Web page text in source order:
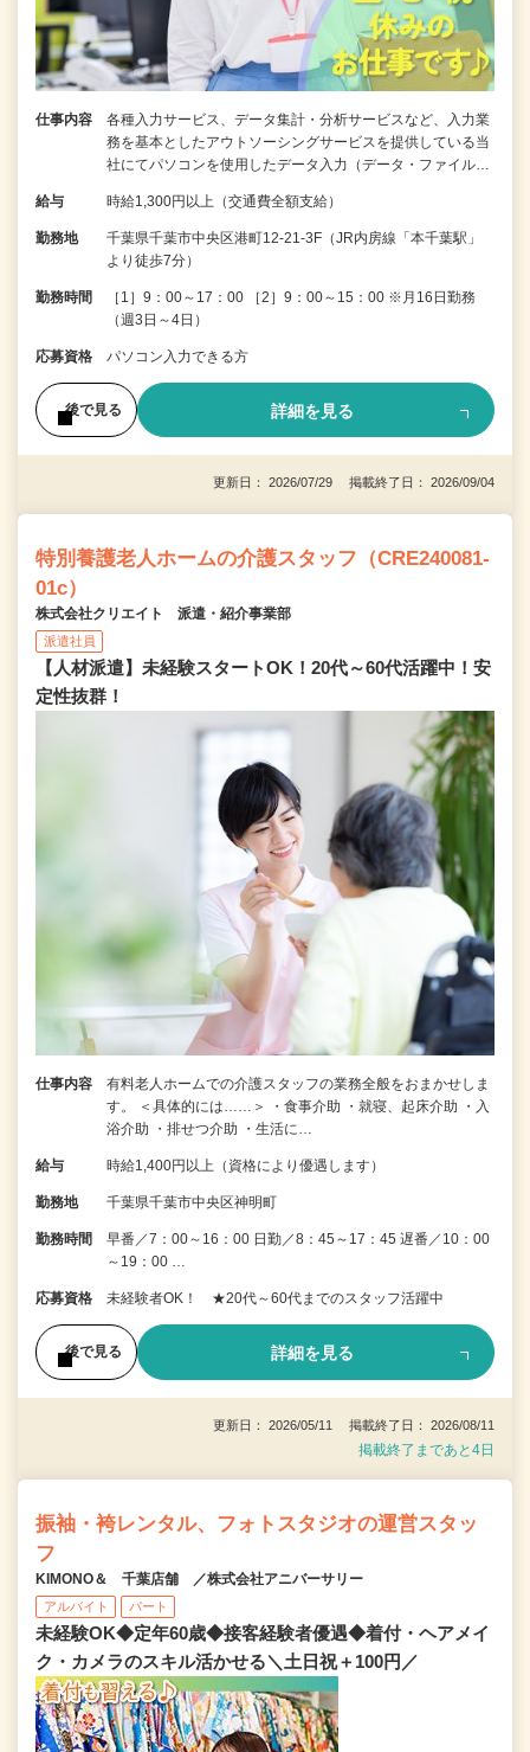
仕事内容
各種入力サービス、データ集計・分析サービスなど、入力業
務を基本としたアウトソーシングサービスを提供している当
社にてパソコンを使用したデータ入力（データ・ファイル…
給与 時給1,300円以上（交通費全額支給）
勤務地
千葉県千葉市中央区港町12-21-3F（JR内房線「本千葉駅」
より徒歩7分）
勤務時間
［1］9：00～17：00 ［2］9：00～15：00 ※月16日勤務
（週3日～4日）
応募資格 パソコン入力できる方
後で見る 詳細を見る
更新日： 2026/07/29 掲載終了日： 2026/09/04
特別養護老人ホームの介護スタッフ（CRE240081-
01c）
株式会社クリエイト 派遣・紹介事業部
派遣社員
【人材派遣】未経験スタートOK！20代～60代活躍中！安
定性抜群！
仕事内容
有料老人ホームでの介護スタッフの業務全般をおまかせしま
す。 ＜具体的には……＞ ・食事介助 ・就寝、起床介助 ・入
浴介助 ・排せつ介助 ・生活に…
給与 時給1,400円以上（資格により優遇します）
勤務地 千葉県千葉市中央区神明町
勤務時間
早番／7：00～16：00 日勤／8：45～17：45 遅番／10：00
～19：00 …
応募資格 未経験者OK！ ★20代～60代までのスタッフ活躍中
後で見る 詳細を見る
更新日： 2026/05/11 掲載終了日： 2026/08/11
掲載終了まであと4日
振袖・袴レンタル、フォトスタジオの運営スタッ
フ
KIMONO＆ 千葉店舗 ／株式会社アニバーサリー
アルバイト パート
未経験OK◆定年60歳◆接客経験者優遇◆着付・ヘアメイ
ク・カメラのスキル活かせる＼土日祝＋100円／